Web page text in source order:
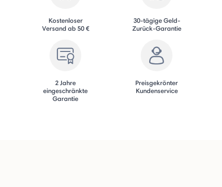
Kostenloser
Versand ab 50 €
30-tägige Geld-
Zurück-Garantie
2 Jahre
eingeschränkte
Garantie
Preisgekrönter
Kundenservice